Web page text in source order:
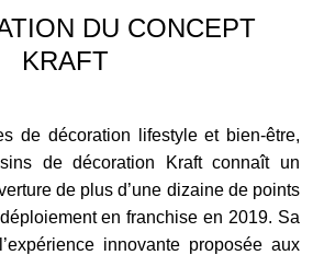
DU CONCEPT
KRAFT
de décoration lifestyle et bien-être,
de décoration Kraft connaît un
de plus d’une dizaine de points
en franchise en 2019. Sa
innovante proposée aux